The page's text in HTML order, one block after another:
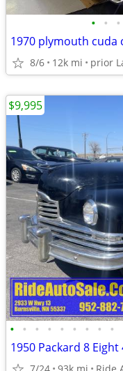
• • •
1970 plymouth cuda
8/6 12k mi prior
• • • • • • • • •
$9,995